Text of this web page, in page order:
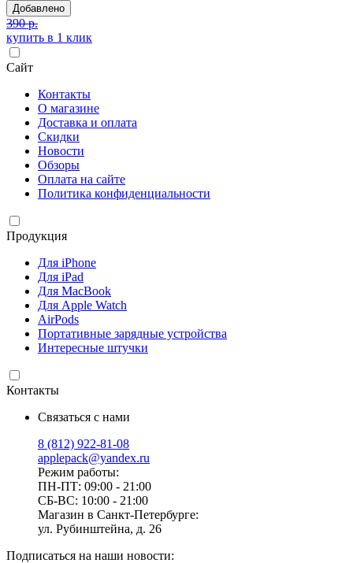
Добавлено
390 р.
купить в 1 клик
Сайт
Контакты
О магазине
Доставка и оплата
Скидки
Новости
Обзоры
Оплата на сайте
Политика конфиденциальности
Продукция
Для iPhone
Для iPad
Для MacBook
Для Apple Watch
AirPods
Портативные зарядные устройства
Интересные штучки
Контакты
Связаться с нами
8 (812) 922-81-08
applepack@yandex.ru
Режим работы:
ПН-ПТ: 09:00 - 21:00
СБ-ВС: 10:00 - 21:00
Магазин в Санкт-Петербурге:
ул. Рубинштейна, д. 26
Подписаться на наши новости: